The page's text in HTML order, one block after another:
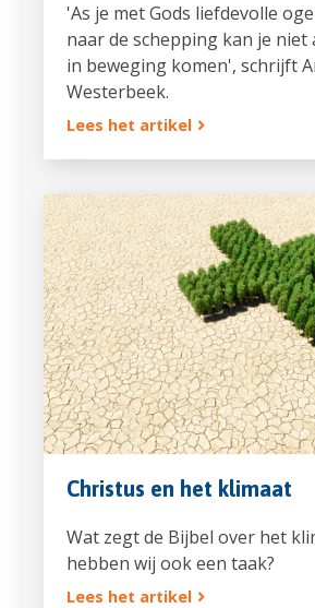
'As je met Gods liefdevolle
naar de schepping kan je niet
in beweging komen', schrijft
Westerbeek.
Lees het artikel
Christus en het klimaat
Wat zegt de Bijbel over het
hebben wij ook een taak?
Lees het artikel